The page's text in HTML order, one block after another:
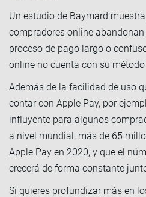
Un estudio de Baymard
compradores online
proceso de pago largo o
online no cuenta con su
Además de la facilidad de uso
contar con Apple Pay, por
influyente para algunos
a nivel mundial, más de 65
Apple Pay en 2020, y que el
crecerá de forma constante
Si quieres profundizar más en